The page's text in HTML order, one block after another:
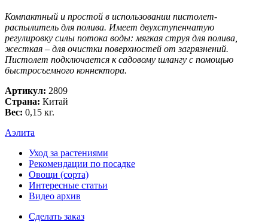
Компактный и простой в использовании пистолет-
распылитель для полива. Имеет двухступенчатую
регулировку силы потока воды: мягкая струя для полива,
жесткая – для очистки поверхностей от загрязнений.
Пистолет подключается к садовому шлангу с помощью
быстросъемного коннектора.
Артикул: 2809
Страна: Китай
Вес: 0,15 кг.
Аэлита
Уход за растениями
Рекомендации по посадке
Овощи (сорта)
Интересные статьи
Видео архив
Сделать заказ